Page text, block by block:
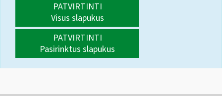
PATVIRTINTI
Visus slapukus
PATVIRTINTI
Pasirinktus slapukus